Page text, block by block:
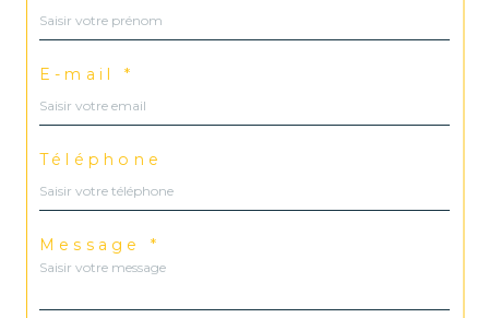
E-mail *
Téléphone
Message *